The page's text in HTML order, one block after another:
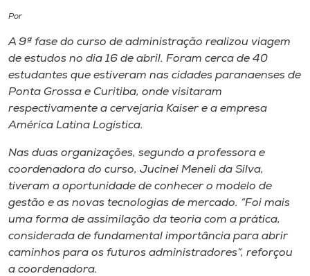
Cultura
CPA
Biblioteca
Rádio
Museu
Unoesc
Por
A 9ª fase do curso de administração realizou viagem
de estudos no dia 16 de abril. Foram cerca de 40
estudantes que estiveram nas cidades paranaenses de
Ponta Grossa e Curitiba, onde visitaram
respectivamente a cervejaria Kaiser e a empresa
América Latina Logística.
Nas duas organizações, segundo a professora e
coordenadora do curso, Jucinei Meneli da Silva,
tiveram a oportunidade de conhecer o modelo de
gestão e as novas tecnologias de mercado. “Foi mais
uma forma de assimilação da teoria com a prática,
considerada de fundamental importância para abrir
caminhos para os futuros administradores”, reforçou
a coordenadora.